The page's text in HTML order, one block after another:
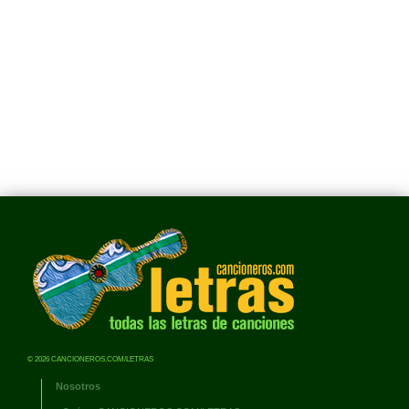
© 2026 CANCIONEROS.COM/LETRAS
Nosotros